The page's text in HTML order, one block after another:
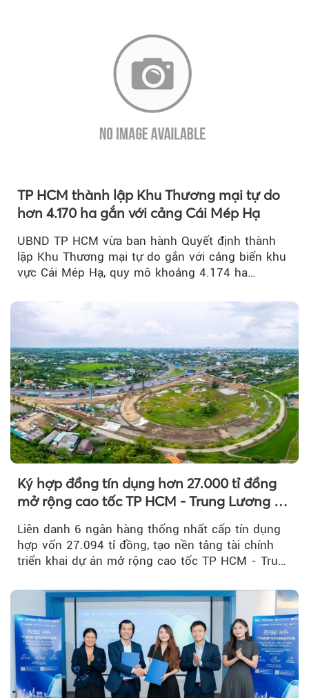
TP HCM thành lập Khu Thương mại tự do
hơn 4.170 ha gắn với cảng Cái Mép Hạ
UBND TP HCM vừa ban hành Quyết định thành
lập Khu Thương mại tự do gắn với cảng biển khu
vực Cái Mép Hạ, quy mô khoảng 4.174 ha…
Ký hợp đồng tín dụng hơn 27.000 tỉ đồng
mở rộng cao tốc TP HCM - Trung Lương -
Liên danh 6 ngân hàng thống nhất cấp tín dụng
hợp vốn 27.094 tỉ đồng, tạo nền tảng tài chính
triển khai dự án mở rộng cao tốc TP HCM - Trung
kết nối TP HCM với Đồng bằng sông Cửu Long.